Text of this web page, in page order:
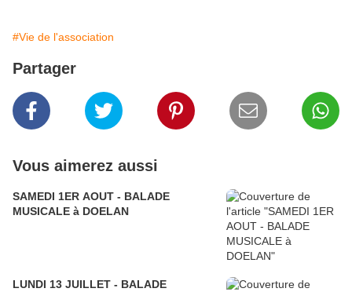
#Vie de l'association
Partager
Vous aimerez aussi
SAMEDI 1ER AOUT - BALADE
MUSICALE à DOELAN
LUNDI 13 JUILLET - BALADE